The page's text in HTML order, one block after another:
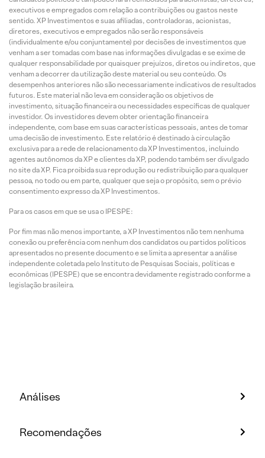
executivos e empregados com relação a contribuições ou gastos neste
sentido. XP Investimentos e suas afiliadas, controladoras, acionistas,
diretores, executivos e empregados não serão responsáveis
(individualmente e/ou conjuntamente) por decisões de investimentos que
venham a ser tomadas com base nas informações divulgadas e se exime de
qualquer responsabilidade por quaisquer prejuízos, diretos ou indiretos, que
venham a decorrer da utilização deste material ou seu conteúdo. Os
desempenhos anteriores não são necessariamente indicativos de resultados
futuros. Este material não leva em consideração os objetivos de
investimento, situação financeira ou necessidades específicas de qualquer
investidor. Os investidores devem obter orientação financeira
independente, com base em suas características pessoais, antes de tomar
uma decisão de investimento. Este relatório é destinado à circulação
exclusiva para a rede de relacionamento da XP Investimentos, incluindo
agentes autônomos da XP e clientes da XP, podendo também ser divulgado
no site da XP. Fica proibida sua reprodução ou redistribuição para qualquer
pessoa, no todo ou em parte, qualquer que seja o propósito, sem o prévio
consentimento expresso da XP Investimentos.
Para os casos em que se usa o IPESPE:
Por fim mas não menos importante, a XP Investimentos não tem nenhuma
conexão ou preferência com nenhum dos candidatos ou partidos políticos
apresentados no presente documento e se limita a apresentar a análise
independente coletada pelo Instituto de Pesquisas Sociais, políticas e
econômicas (IPESPE) que se encontra devidamente registrado conforme a
legislação brasileira.
Análises
Recomendações